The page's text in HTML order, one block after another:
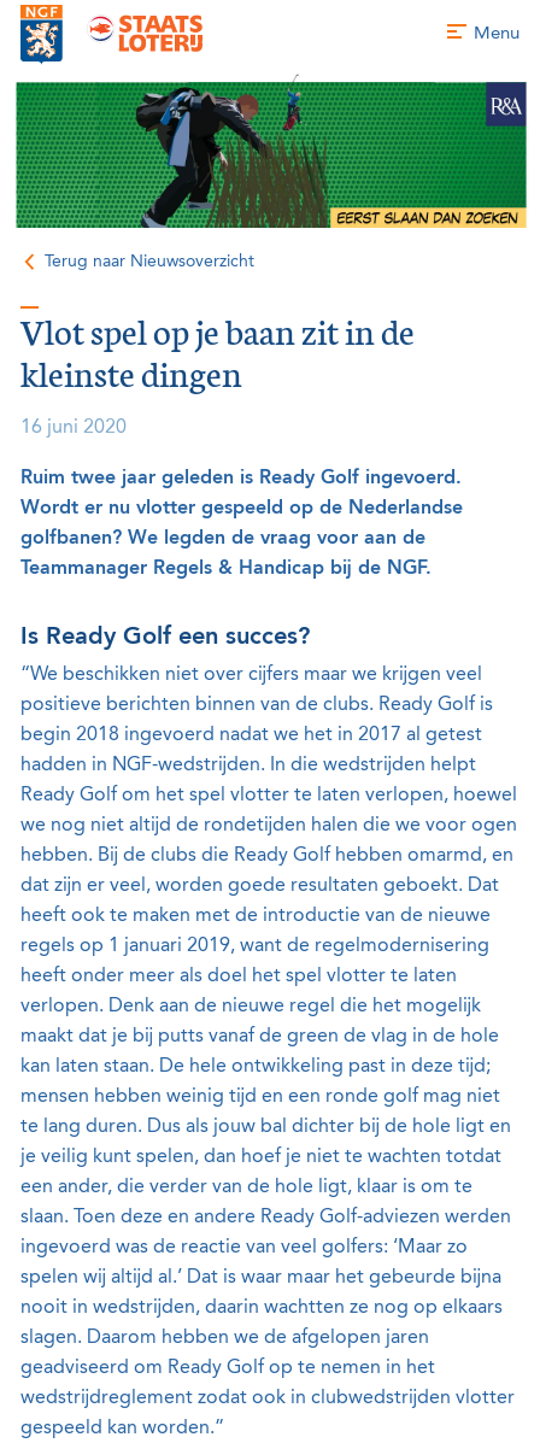
Menu
Terug naar Nieuwsoverzicht
Vlot spel op je baan zit in de
kleinste dingen
16 juni 2020
Ruim twee jaar geleden is Ready Golf ingevoerd.
Wordt er nu vlotter gespeeld op de Nederlandse
golfbanen? We legden de vraag voor aan de
Teammanager Regels & Handicap bij de NGF.
Is Ready Golf een succes?
“We beschikken niet over cijfers maar we krijgen veel
positieve berichten binnen van de clubs. Ready Golf is
begin 2018 ingevoerd nadat we het in 2017 al getest
hadden in NGF-wedstrijden. In die wedstrijden helpt
Ready Golf om het spel vlotter te laten verlopen, hoewel
we nog niet altijd de rondetijden halen die we voor ogen
hebben. Bij de clubs die Ready Golf hebben omarmd, en
dat zijn er veel, worden goede resultaten geboekt. Dat
heeft ook te maken met de introductie van de nieuwe
regels op 1 januari 2019, want de regelmodernisering
heeft onder meer als doel het spel vlotter te laten
verlopen. Denk aan de nieuwe regel die het mogelijk
maakt dat je bij putts vanaf de green de vlag in de hole
kan laten staan. De hele ontwikkeling past in deze tijd;
mensen hebben weinig tijd en een ronde golf mag niet
te lang duren. Dus als jouw bal dichter bij de hole ligt en
je veilig kunt spelen, dan hoef je niet te wachten totdat
een ander, die verder van de hole ligt, klaar is om te
slaan. Toen deze en andere Ready Golf-adviezen werden
ingevoerd was de reactie van veel golfers: ‘Maar zo
spelen wij altijd al.’ Dat is waar maar het gebeurde bijna
nooit in wedstrijden, daarin wachtten ze nog op elkaars
slagen. Daarom hebben we de afgelopen jaren
geadviseerd om Ready Golf op te nemen in het
wedstrijdreglement zodat ook in clubwedstrijden vlotter
gespeeld kan worden.”